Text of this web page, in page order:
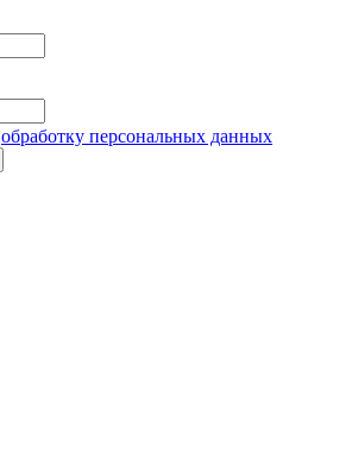
обработку персональных данных